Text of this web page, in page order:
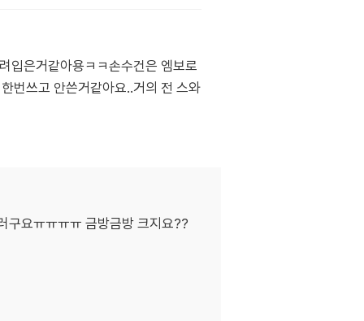
입은거같아용ㅋㅋ손수건은 엠보로
번쓰고 안쓴거같아요..거의 전 스와
구요ㅠㅠㅠㅠ 금방금방 크지요??